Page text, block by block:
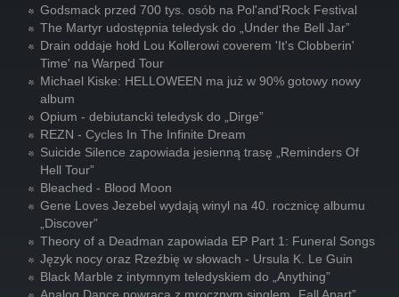
Godsmack przed 700 tys. osób na Pol'and'Rock Festival
The Martyr udostępnia teledysk do „Under the Bell Jar”
Drain oddaje hołd Lou Kollerowi coverem 'It's Clobberin'
Time' na Warped Tour
Michael Kiske: HELLOWEEN ma już w 90% gotowy nowy
album
Opium - debiutancki teledysk do „Dirge”
REZN - Cycles In The Infinite Dream
Suicide Silence zapowiada jesienną trasę „Reminders Of
Hell Tour”
Bleached - Blood Moon
Gene Loves Jezebel wydają winyl na 40. rocznicę albumu
„Discover”
Theory of a Deadman zapowiada EP Part 1: Funeral Songs
Język nocy oraz Rzeźbię w słowach - Ursula K. Le Guin
Black Marble z intymnym teledyskiem do „Anything”